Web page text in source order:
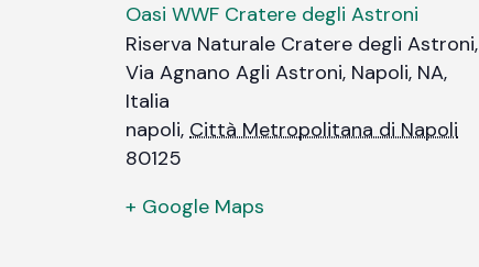
Oasi WWF Cratere degli Astroni
Riserva Naturale Cratere degli Astroni,
Via Agnano Agli Astroni, Napoli, NA,
Italia
napoli, Città Metropolitana di Napoli
80125
+ Google Maps